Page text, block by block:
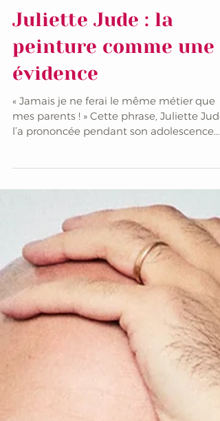
Juliette Jude : la
peinture comme une
évidence
l’a prononcée pendant son adolescence.
Ses parents s’appellent Amandine et
André Jude et ils sont peintres. Son grand-
père François Legrand l’est également.
arrière-arrière-grand-père, Mathurin
Méheut, est un peintre breton qui a son
musée à Lamballe (Côtes d’Armor).
Juliette voyait sans cesse ses parents le
pinceau à la main ; ses cinq frères et
peignaient aussi ; mais ell